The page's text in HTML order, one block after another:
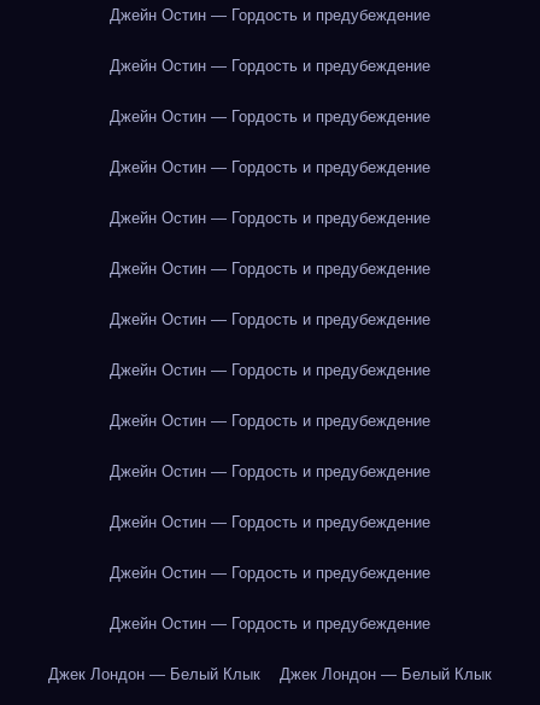
Джейн Остин — Гордость и предубеждение
Джейн Остин — Гордость и предубеждение
Джейн Остин — Гордость и предубеждение
Джейн Остин — Гордость и предубеждение
Джейн Остин — Гордость и предубеждение
Джейн Остин — Гордость и предубеждение
Джейн Остин — Гордость и предубеждение
Джейн Остин — Гордость и предубеждение
Джейн Остин — Гордость и предубеждение
Джейн Остин — Гордость и предубеждение
Джейн Остин — Гордость и предубеждение
Джейн Остин — Гордость и предубеждение
Джейн Остин — Гордость и предубеждение
Джек Лондон — Белый Клык Джек Лондон — Белый Клык